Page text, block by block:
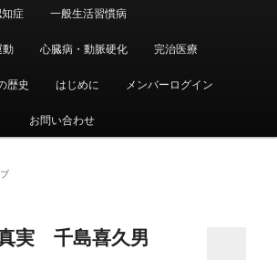
症 一般生活習慣病
動 心臓病・動脈硬化 完治医療
歴史 はじめに メンバーログイン
お問い合わせ
実 千島喜久男